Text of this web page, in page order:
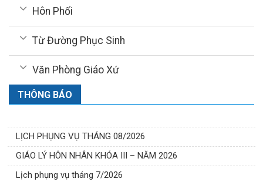
Hôn Phối
Từ Đường Phục Sinh
Văn Phòng Giáo Xứ
THÔNG BÁO
LỊCH PHỤNG VỤ THÁNG 08/2026
GIÁO LÝ HÔN NHÂN KHÓA III – NĂM 2026
Lịch phụng vụ tháng 7/2026